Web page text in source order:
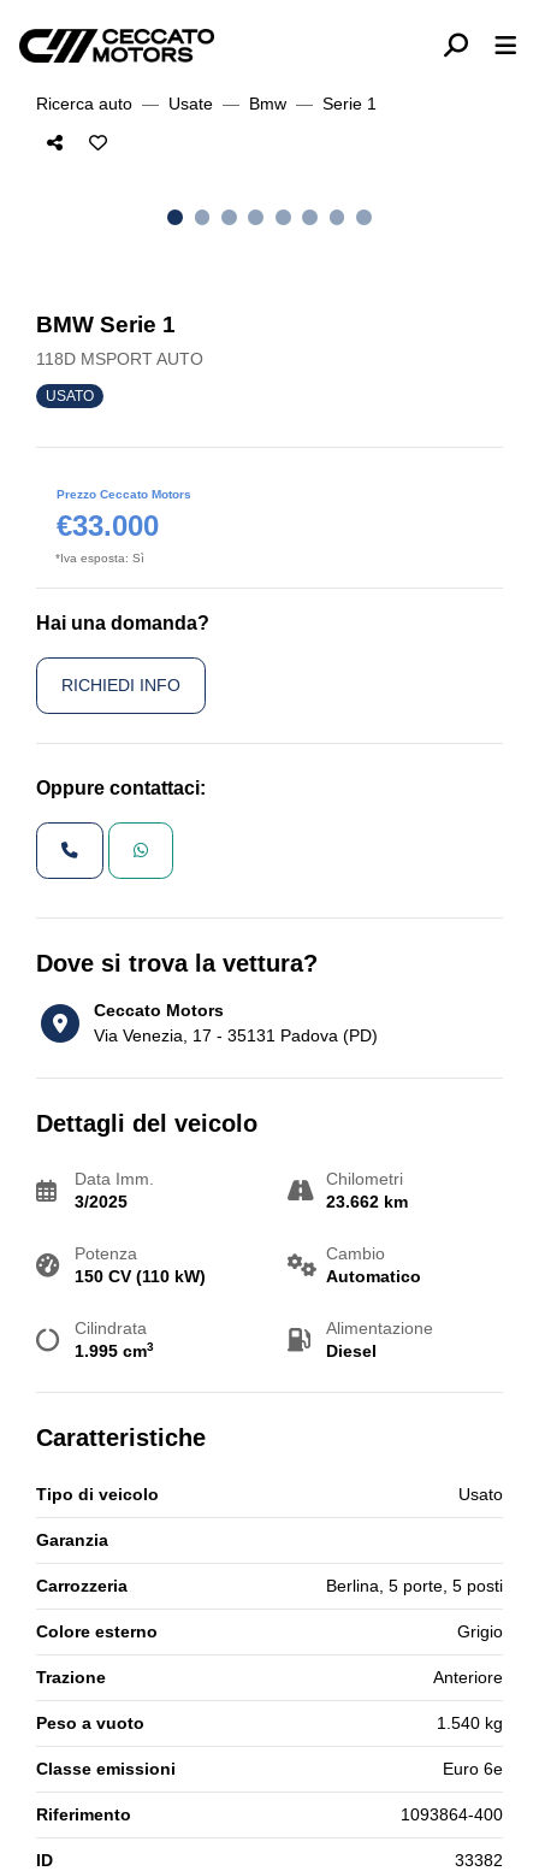
Ricerca auto Usate Bmw Serie 1
BMW Serie 1
118D MSPORT AUTO
USATO
Prezzo Ceccato Motors
€33.000
*Iva esposta: Sì
Hai una domanda?
RICHIEDI INFO
Oppure contattaci:
Dove si trova la vettura?
Ceccato Motors
Via Venezia, 17 - 35131 Padova (PD)
Dettagli del veicolo
Data Imm.
3/2025
Chilometri
23.662 km
Potenza
150 CV (110 kW)
Cambio
Automatico
Cilindrata
1.995 cm3
Alimentazione
Diesel
Caratteristiche
Tipo di veicolo Usato
Garanzia
Carrozzeria Berlina, 5 porte, 5 posti
Colore esterno Grigio
Trazione Anteriore
Peso a vuoto 1.540 kg
Classe emissioni Euro 6e
Riferimento 1093864-400
ID 33382